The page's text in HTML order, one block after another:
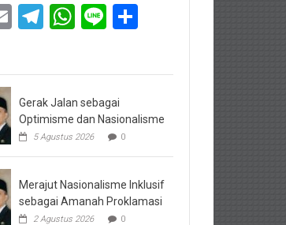
EmailTelegram
WhatsApp
Line
Gerak Jalan sebagai
Optimisme dan Nasionalisme
5 Agustus 2026 0
Merajut Nasionalisme Inklusif
sebagai Amanah Proklamasi
2 Agustus 2026 0